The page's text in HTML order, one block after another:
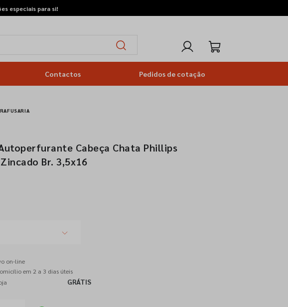
especiais para si!
Contactos Pedidos de cotação
Cabeça Chata Phillips
Br. 3,5x16
on-line
em 2 a 3 dias úteis
GRÁTIS